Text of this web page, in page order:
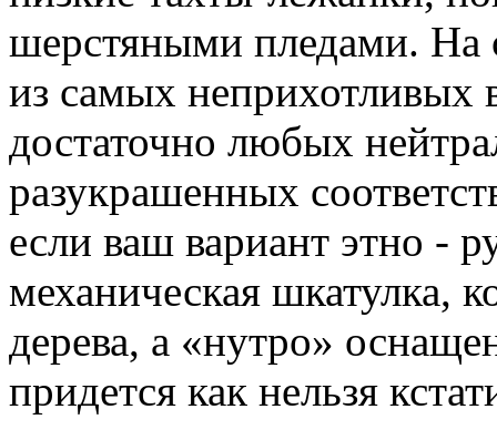
шерстяными пледами. На
из самых неприхотливых
достаточно любых
разукрашенных
если ваш вариант этно -
механическая шкатулка,
дерева, а «нутро»
придется как нельзя